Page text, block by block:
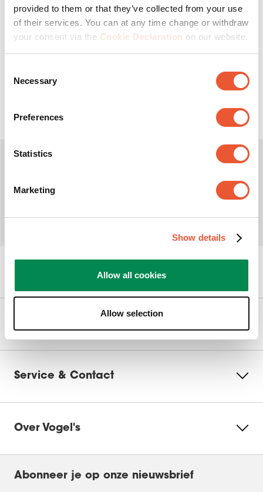
provided to them or that they’ve collected from your use
of their services. You can at any time change or withdraw
your consent via the Cookie Declaration on our website.
Selection
Necessary
Preferences
Statistics
Marketing
Show details
Allow all cookies
Allow selection
In elke richting Voor elk merk
10 kg 360 20 °
0.0
5
Kunnen we je helpen?
Service & Contact
Over Vogel's
Abonneer je op onze nieuwsbrief